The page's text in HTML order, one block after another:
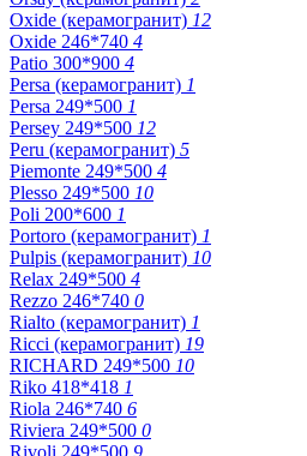
Oxide (керамогранит) 12
Oxide 246*740 4
Patio 300*900 4
Persa (керамогранит) 1
Persa 249*500 1
Persey 249*500 12
Peru (керамогранит) 5
Piemonte 249*500 4
Plesso 249*500 10
Poli 200*600 1
Portoro (керамогранит) 1
Pulpis (керамогранит) 10
Relax 249*500 4
Rezzo 246*740 0
Rialto (керамогранит) 1
Ricci (керамогранит) 19
RICHARD 249*500 10
Riko 418*418 1
Riola 246*740 6
Riviera 249*500 0
Rivoli 249*500 9